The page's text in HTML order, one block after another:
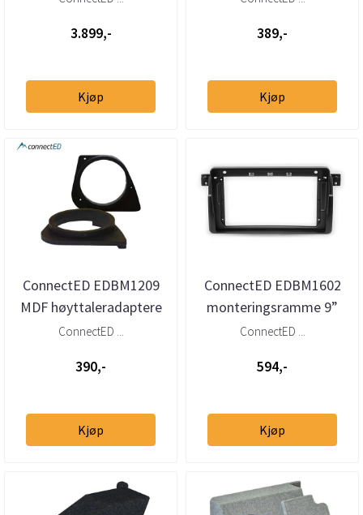
3.899,-
Kjøp
389,-
Kjøp
ConnectED EDBM1209
MDF høyttaleradaptere
(165 mm) BMW 3-serie
ConnectED ...
390,-
Kjøp
ConnectED EDBM1602
monteringsramme 9”
BMW 3-serie (E46) (1998–
ConnectED ...
594,-
Kjøp